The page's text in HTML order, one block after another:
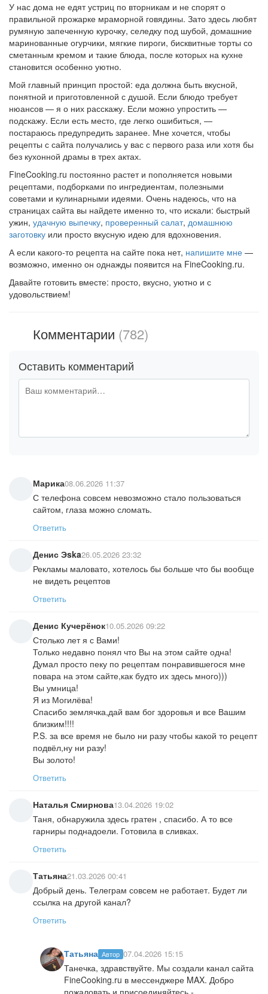
У нас дома не едят устриц по вторникам и не спорят о
правильной прожарке мраморной говядины. Зато здесь любят
румяную запеченную курочку, селедку под шубой, домашние
маринованные огурчики, мягкие пироги, бисквитные торты со
сметанным кремом и такие блюда, после которых на кухне
становится особенно уютно.
Мой главный принцип простой: еда должна быть вкусной,
понятной и приготовленной с душой. Если блюдо требует
нюансов — я о них расскажу. Если можно упростить —
подскажу. Если есть место, где легко ошибиться, —
постараюсь предупредить заранее. Мне хочется, чтобы
рецепты с сайта получались у вас с первого раза или хотя бы
без кухонной драмы в трех актах.
FineCooking.ru постоянно растет и пополняется новыми
рецептами, подборками по ингредиентам, полезными
советами и кулинарными идеями. Очень надеюсь, что на
страницах сайта вы найдете именно то, что искали: быстрый
ужин, удачную выпечку, проверенный салат, домашнюю
заготовку или просто вкусную идею для вдохновения.
А если какого-то рецепта на сайте пока нет, напишите мне —
возможно, именно он однажды появится на FineCooking.ru.
Давайте готовить вместе: просто, вкусно, уютно и с
удовольствием!
Комментарии (782)
Оставить комментарий
Марика08.06.2026 11:37
С телефона совсем невозможно стало пользоваться
сайтом, глаза можно сломать.
Ответить
Денис Эska26.05.2026 23:32
Рекламы маловато, хотелось бы больше что бы вообще
не видеть рецептов
Ответить
Денис Кучерёнок10.05.2026 09:22
Столько лет я с Вами!
Только недавно понял что Вы на этом сайте одна!
Думал просто пеку по рецептам понравившегося мне
повара на этом сайте,как будто их здесь много)))
Вы умница!
Я из Могилёва!
Спасибо землячка,дай вам бог здоровья и все Вашим
близким!!!!
P.S. за все время не было ни разу чтобы какой то рецепт
подвёл,ну ни разу!
Вы золото!
Ответить
Наталья Смирнова13.04.2026 19:02
Таня, обнаружила здесь гратен , спасибо. А то все
гарниры поднадоели. Готовила в сливках.
Ответить
Татьяна21.03.2026 00:41
Добрый день. Телеграм совсем не работает. Будет ли
ссылка на другой канал?
Ответить
Татьяна Автор 07.04.2026 15:15
Танечка, здравствуйте. Мы создали канал сайта
FineCooking.ru в мессенджере MAX. Добро
пожаловать и присоединяйтесь -